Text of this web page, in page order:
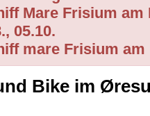
Mare Frisium am
05.10.
mare Frisium am
Bike im